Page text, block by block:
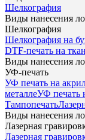
Шелкография
Виды нанесения
Шелкография
Шелкография на
DTF-печать на
Виды нанесения
УФ-печать
УФ печать на
металлеУФ печать
Тампопечать
Виды нанесения
Лазерная
Лазерная